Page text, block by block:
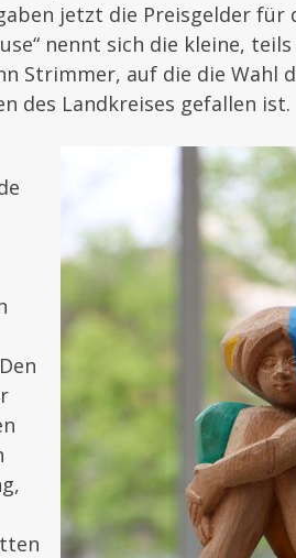
jetzt die Preisgelder für
nennt sich die kleine,
Strimmer, auf die die Wahl
des Landkreises gefallen ist.